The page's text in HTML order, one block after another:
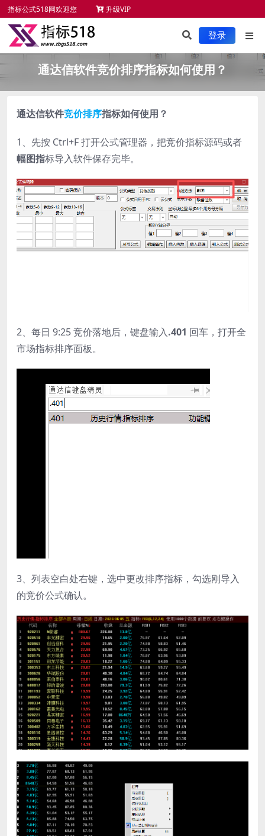
指标公式518网欢迎您
升级VIP
未来函数检测
服务项目 指标安装
登录
通达信软件竞价排序指标如何使用？
通达信软件竞价排序指标如何使用？
1、先按 Ctrl+F 打开公式管理器，把竞价指标源码或者
幅图指标导入软件保存完毕。
2、每日 9:25 竞价落地后，键盘输入.401 回车，打开全
市场指标排序面板。
3、列表空白处右键，选中更改排序指标，勾选刚导入
的竞价公式确认。